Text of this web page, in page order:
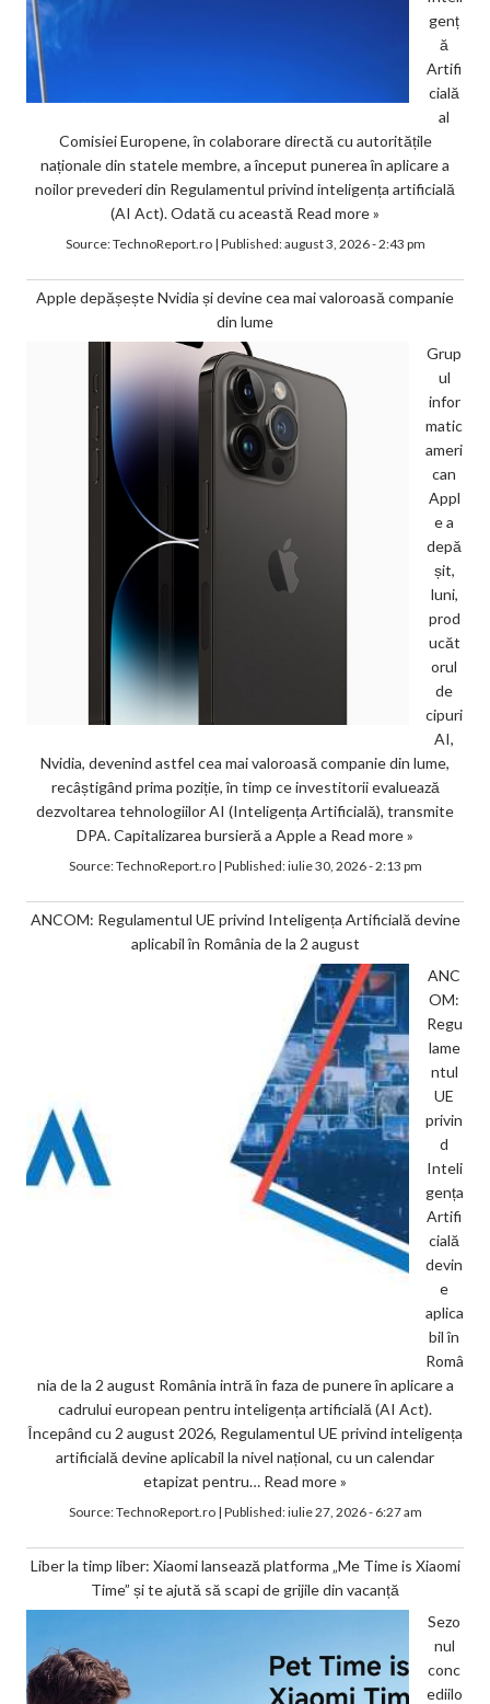
genț
ă
Artifi
cială
al
Comisiei Europene, în colaborare directă cu autoritățile
naționale din statele membre, a început punerea în aplicare a
noilor prevederi din Regulamentul privind inteligența artificială
(AI Act). Odată cu această Read more »
Source:TechnoReport.ro| Published:august 3, 2026 - 2:43 pm
Apple depășește Nvidia și devine cea mai valoroasă companie
din lume
Grup
ul
infor
matic
ameri
can
Appl
e a
depă
șit,
luni,
prod
ucăt
orul
de
cipuri
AI,
Nvidia, devenind astfel cea mai valoroasă companie din lume,
recâștigând prima poziție, în timp ce investitorii evaluează
dezvoltarea tehnologiilor AI (Inteligența Artificială), transmite
DPA. Capitalizarea bursieră a Apple a Read more »
Source:TechnoReport.ro| Published:iulie 30, 2026 - 2:13 pm
ANCOM: Regulamentul UE privind Inteligența Artificială devine
aplicabil în România de la 2 august
ANC
OM:
Regu
lame
ntul
UE
privin
d
Inteli
gența
Artifi
cială
devin
e
aplica
bil în
Româ
nia de la 2 august România intră în faza de punere în aplicare a
cadrului european pentru inteligența artificială (AI Act).
Începând cu 2 august 2026, Regulamentul UE privind inteligența
artificială devine aplicabil la nivel național, cu un calendar
etapizat pentru… Read more »
Source:TechnoReport.ro| Published:iulie 27, 2026 - 6:27 am
Liber la timp liber: Xiaomi lansează platforma „Me Time is Xiaomi
Time” și te ajută să scapi de grijile din vacanță
Sezo
nul
conc
ediilo